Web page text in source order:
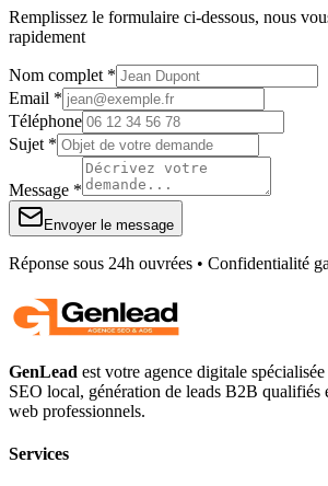
Remplissez le formulaire ci-dessous, nous
rapidement
Nom complet *
Email *
Téléphone
Sujet *
Message *
Envoyer le message
Réponse sous 24h ouvrées • Confidentialité
GenLead est votre agence digitale spécialisée
SEO local, génération de leads B2B qualifiés
web professionnels.
Services